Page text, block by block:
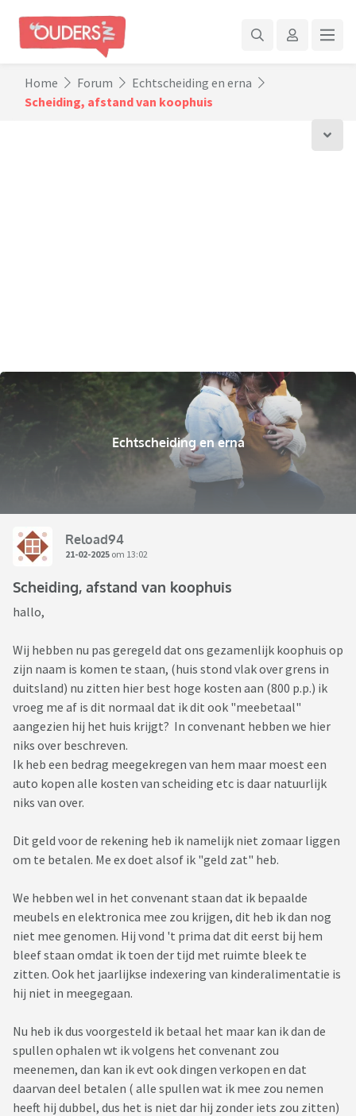
Home Forum
Echtscheiding en erna
Scheiding, afstand van koophuis
Echtscheiding en erna
Reload94
21-02-2025 om 13:02
Scheiding, afstand van koophuis
hallo,
Wij hebben nu pas geregeld dat ons gezamenlijk koophuis op
zijn naam is komen te staan, (huis stond vlak over grens in
duitsland) nu zitten hier best hoge kosten aan (800 p.p.) ik
vroeg me af is dit normaal dat ik dit ook "meebetaal"
aangezien hij het huis krijgt? In convenant hebben we hier
niks over beschreven.
Ik heb een bedrag meegekregen van hem maar moest een
auto kopen alle kosten van scheiding etc is daar natuurlijk
niks van over.
Dit geld voor de rekening heb ik namelijk niet zomaar liggen
om te betalen. Me ex doet alsof ik "geld zat" heb.
We hebben wel in het convenant staan dat ik bepaalde
meubels en elektronica mee zou krijgen, dit heb ik dan nog
niet mee genomen. Hij vond 't prima dat dit eerst bij hem
bleef staan omdat ik toen der tijd met ruimte bleek te
zitten. Ook het jaarlijkse indexering van kinderalimentatie is
hij niet in meegegaan.
Nu heb ik dus voorgesteld ik betaal het maar kan ik dan de
spullen ophalen wt ik volgens het convenant zou
meenemen, dan kan ik evt ook dingen verkopen en dat
daarvan deel betalen ( alle spullen wat ik mee zou nemen
heeft hij dubbel, dus het is niet dar hij zonder iets zou zitten)